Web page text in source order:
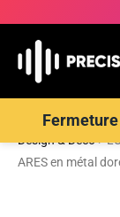
Accueil>Boutique
Design & Déco>
ARES en métal